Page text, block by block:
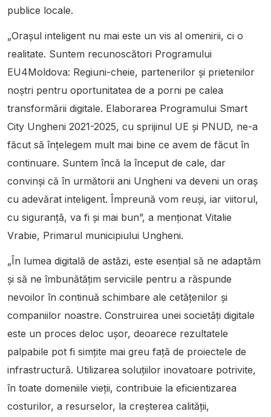
publice locale.
„Orașul inteligent nu mai este un vis al omenirii, ci o
realitate. Suntem recunoscători Programului
EU4Moldova: Regiuni-cheie, partenerilor și prietenilor
noștri pentru oportunitatea de a porni pe calea
transformării digitale. Elaborarea Programului Smart
City Ungheni 2021-2025, cu sprijinul UE și PNUD, ne-a
făcut să înțelegem mult mai bine ce avem de făcut în
continuare. Suntem încă la început de cale, dar
convinși că în următorii ani Ungheni va deveni un oraș
cu adevărat inteligent. Împreună vom reuși, iar viitorul,
cu siguranță, va fi și mai bun”, a menționat Vitalie
Vrabie, Primarul municipiului Ungheni.
„În lumea digitală de astăzi, este esențial să ne adaptăm
și să ne îmbunătățim serviciile pentru a răspunde
nevoilor în continuă schimbare ale cetățenilor și
companiilor noastre. Construirea unei societăți digitale
este un proces deloc ușor, deoarece rezultatele
palpabile pot fi simțite mai greu față de proiectele de
infrastructură. Utilizarea soluțiilor inovatoare potrivite,
în toate domeniile vieții, contribuie la eficientizarea
costurilor, a resurselor, la creșterea calității,